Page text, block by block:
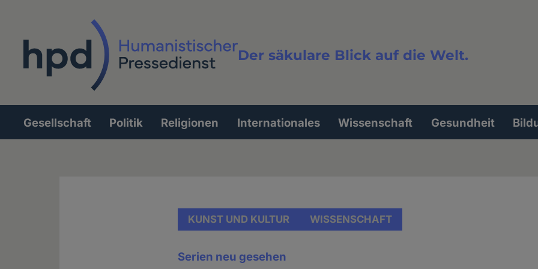
Der säkulare Blick auf die Welt.
Volltextsuche
Hauptnavigation
Gesellschaft Politik Religionen Internationales Wissenschaft Gesundheit
KUNST UND KULTUR WISSENSCHAFT
Serien neu gesehen